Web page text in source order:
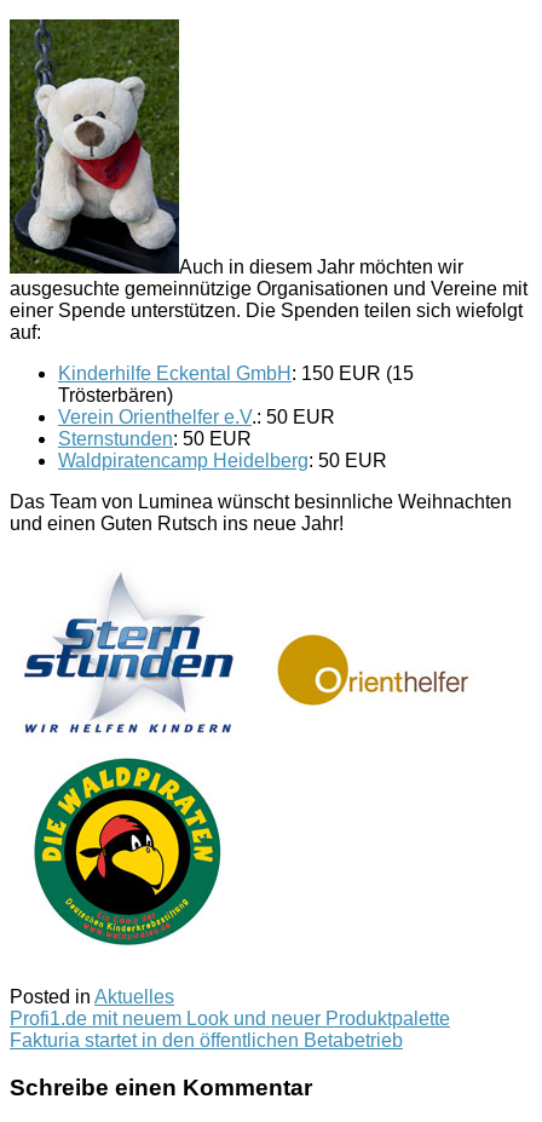
Auch in diesem Jahr möchten wir
ausgesuchte gemeinnützige Organisationen und Vereine mit
einer Spende unterstützen. Die Spenden teilen sich wiefolgt
auf:
Kinderhilfe Eckental GmbH : 150 EUR (15
Trösterbären)
Verein Orienthelfer e.V.: 50 EUR
Sternstunden: 50 EUR
Waldpiratencamp Heidelberg: 50 EUR
Das Team von Luminea wünscht besinnliche Weihnachten
und einen Guten Rutsch ins neue Jahr!
Posted in Aktuelles
Post
navigation
Profi1.de mit neuem Look und neuer Produktpalette
Fakturia startet in den öffentlichen Betabetrieb
Schreibe einen Kommentar